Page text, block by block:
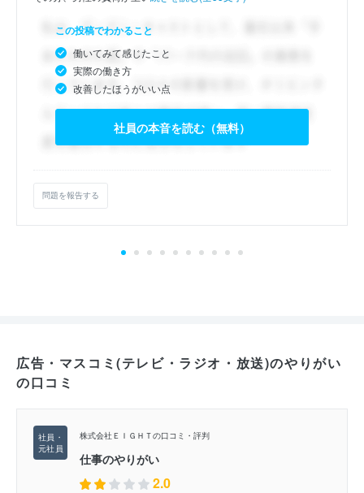
この投稿でわかること
働いてみて感じたこと
実際の働き方
改善したほうがいい点
社員の本音を読む（無料）
問題を報告する
広告・マスコミ(テレビ・ラジオ・放送)のやりがい
の口コミ
株式会社ＥＩＧＨＴの口コミ・評判
仕事のやりがい
2.0